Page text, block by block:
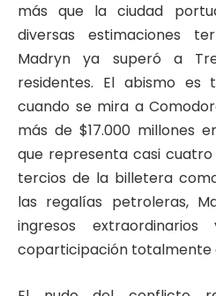
más que la ciudad
diversas estimaciones
Madryn ya superó a
residentes. El abismo es
cuando se mira a
más de $17.000 millones
que representa casi cuatro
tercios de la billetera
las regalías petroleras,
ingresos
coparticipación totalmente